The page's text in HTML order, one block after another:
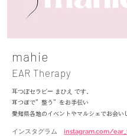
mahie
EAR Therapy
​耳つぼセラピー まひえ です
耳つぼで”整う”をお手伝い
愛知県各地のイベントやマルシェでお会い
インスタグラム instagram.com/